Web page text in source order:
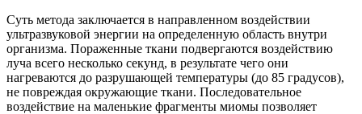
Суть метода заключается в направленном воздействии
ультразвуковой энергии на определенную область внутри
организма. Пораженные ткани подвергаются воздействию
луча всего несколько секунд, в результате чего они
нагреваются до разрушающей температуры (до 85 градусов),
не повреждая окружающие ткани. Последовательное
воздействие на маленькие фрагменты миомы позволяет